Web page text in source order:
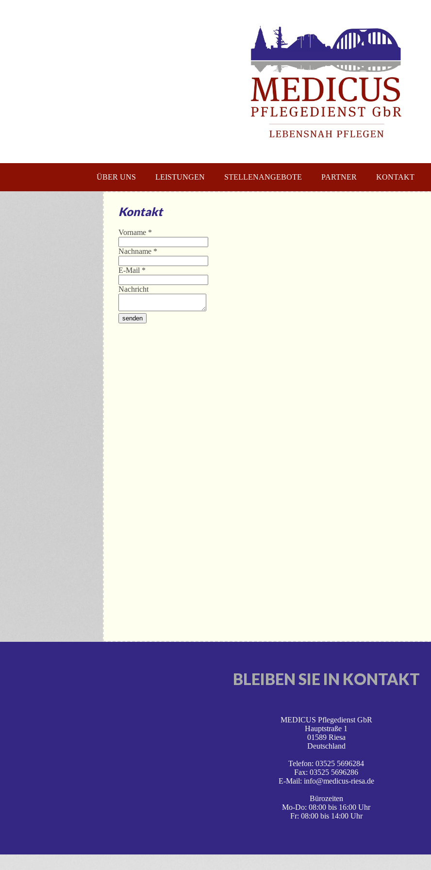
ÜBER UNS LEISTUNGEN STELLENANGEBOTE PARTNER KONTAKT
Kontakt
Vorname *
Nachname *
E-Mail *
Nachricht
senden
BLEIBEN SIE IN KONTAKT
MEDICUS Pflegedienst GbR
Hauptstraße 1
01589 Riesa
Deutschland
Telefon: 03525 5696284
Fax: 03525 5696286
E-Mail: info@medicus-riesa.de
Bürozeiten
Mo-Do: 08:00 bis 16:00 Uhr
Fr: 08:00 bis 14:00 Uhr